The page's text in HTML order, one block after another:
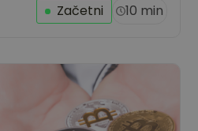
Začetni 10 min